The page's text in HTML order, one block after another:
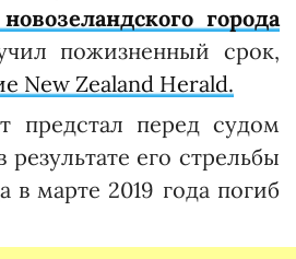
города
пожизненный срок,
New Zealand Herald.
предстал перед судом
результате его стрельбы
в марте 2019 года погиб